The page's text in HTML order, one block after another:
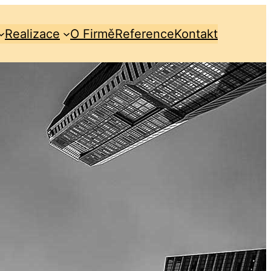
Realizace O FirměReferenceKontakt